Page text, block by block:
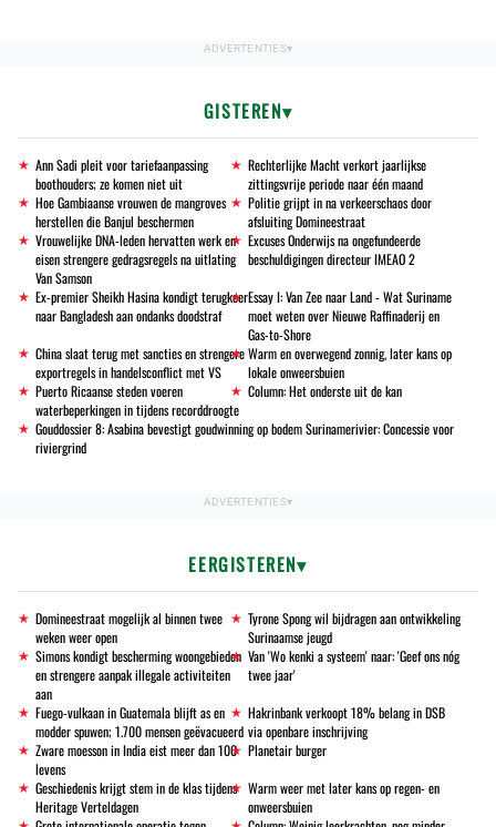
GISTEREN
Ann Sadi pleit voor tariefaanpassing
boothouders; ze komen niet uit
Rechterlijke Macht verkort jaarlijkse
zittingsvrije periode naar één maand
Hoe Gambiaanse vrouwen de mangroves
herstellen die Banjul beschermen
Politie grijpt in na verkeerschaos door
afsluiting Domineestraat
Vrouwelijke DNA-leden hervatten werk en
eisen strengere gedragsregels na uitlating
Van Samson
Excuses Onderwijs na ongefundeerde
beschuldigingen directeur IMEAO 2
Ex-premier Sheikh Hasina kondigt terugkeer
naar Bangladesh aan ondanks doodstraf
Essay I: Van Zee naar Land - Wat Suriname
moet weten over Nieuwe Raffinaderij en
Gas-to-Shore
China slaat terug met sancties en strengere
exportregels in handelsconflict met VS
Warm en overwegend zonnig, later kans op
lokale onweersbuien
Puerto Ricaanse steden voeren
waterbeperkingen in tijdens recorddroogte
Column: Het onderste uit de kan
Gouddossier 8: Asabina bevestigt goudwinning op bodem Surinamerivier: Concessie voor
riviergrind
EERGISTEREN
Domineestraat mogelijk al binnen twee
weken weer open
Tyrone Spong wil bijdragen aan ontwikkeling
Surinaamse jeugd
Simons kondigt bescherming woongebieden
en strengere aanpak illegale activiteiten
aan
Van 'Wo kenki a systeem' naar: 'Geef ons nóg
twee jaar'
Fuego-vulkaan in Guatemala blijft as en
modder spuwen; 1.700 mensen geëvacueerd
Hakrinbank verkoopt 18% belang in DSB
via openbare inschrijving
Zware moesson in India eist meer dan 100
levens
Planetair burger
Geschiedenis krijgt stem in de klas tijdens
Heritage Verteldagen
Warm weer met later kans op regen- en
onweersbuien